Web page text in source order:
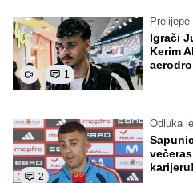
1
Igrači
Kerim
2
Odluka
karijeru!